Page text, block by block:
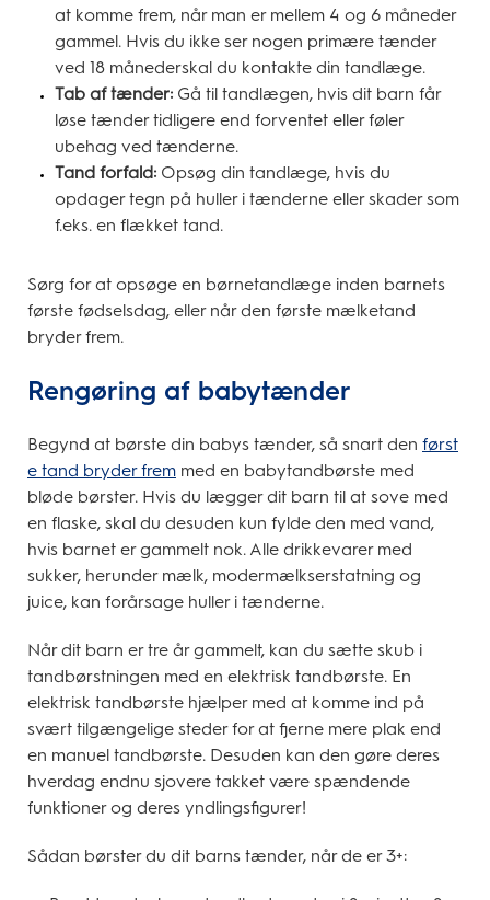
at komme frem, når man er mellem 4 og 6 måneder
gammel. Hvis du ikke ser nogen primære tænder
ved 18 månederskal du kontakte din tandlæge.
Tab af tænder: Gå til tandlægen, hvis dit barn får
løse tænder tidligere end forventet eller føler
ubehag ved tænderne.
Tand forfald: Opsøg din tandlæge, hvis du
opdager tegn på huller i tænderne eller skader som
f.eks. en flækket tand.
Sørg for at opsøge en børnetandlæge inden barnets
første fødselsdag, eller når den første mælketand
bryder frem.
Rengøring af babytænder
Begynd at børste din babys tænder, så snart den først
e tand bryder frem med en babytandbørste med
bløde børster. Hvis du lægger dit barn til at sove med
en flaske, skal du desuden kun fylde den med vand,
hvis barnet er gammelt nok. Alle drikkevarer med
sukker, herunder mælk, modermælkserstatning og
juice, kan forårsage huller i tænderne.
Når dit barn er tre år gammelt, kan du sætte skub i
tandbørstningen med en elektrisk tandbørste. En
elektrisk tandbørste hjælper med at komme ind på
svært tilgængelige steder for at fjerne mere plak end
en manuel tandbørste. Desuden kan den gøre deres
hverdag endnu sjovere takket være spændende
funktioner og deres yndlingsfigurer!
Sådan børster du dit barns tænder, når de er 3+: